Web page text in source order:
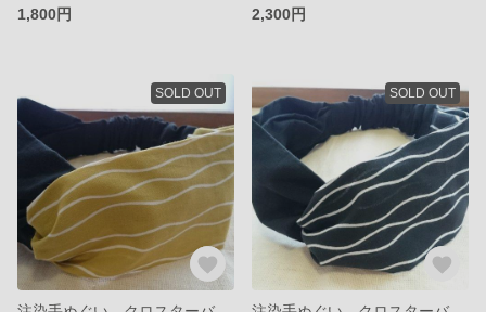
1,800円
2,300円
SOLD OUT SOLD OUT